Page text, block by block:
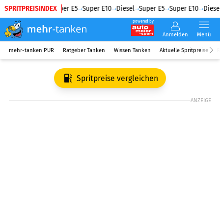
SPRITPREISINDEX
Diesel Super E5 Super E10 Diesel Super E5 Super E10 Diesel
powered by
Anmelden Menü
mehr-tanken PUR Ratgeber Tanken Wissen Tanken Aktuelle Spritpreise
Spritpreise vergleichen
ANZEIGE